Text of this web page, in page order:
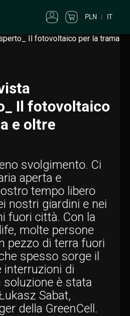
PLN IT
Il fotovoltaico
e oltre
svolgimento. Ci
aperta e
tempo libero
nostri giardini e nei
fuori città. Con la
molte persone
pezzo di terra fuori
spesso sorge il
interruzioni di
soluzione è stata
Sabat,
della GreenCell.